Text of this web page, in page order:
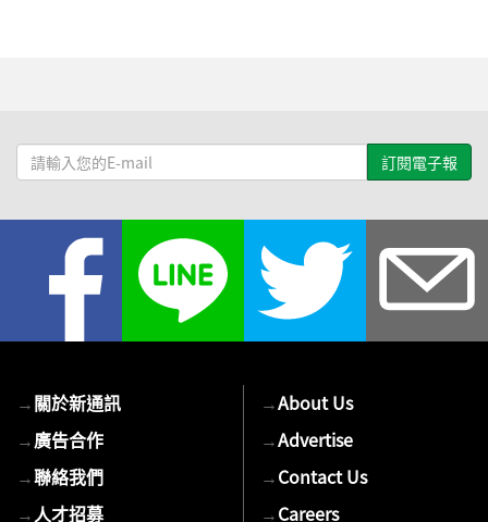
請
輸
→關於新通訊
→廣告合作
→聯絡我們
→人才招募
→About Us
→Advertise
→Contact Us
→Careers